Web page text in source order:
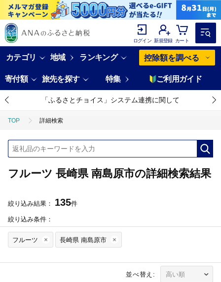
ログイン 新規登録 カート
カテゴリ 地域 ランキング 控除額を調べる
寄付額 旅先を探す 特集 ご利用ガイド
「ふるさとチョイス」システム連携に関して
TOP 詳細検索
フルーツ 長崎県 南島原市の詳細検索結果
絞り込み結果： 135件
絞り込み条件：
フルーツ 長崎県 南島原市
並べ替え: